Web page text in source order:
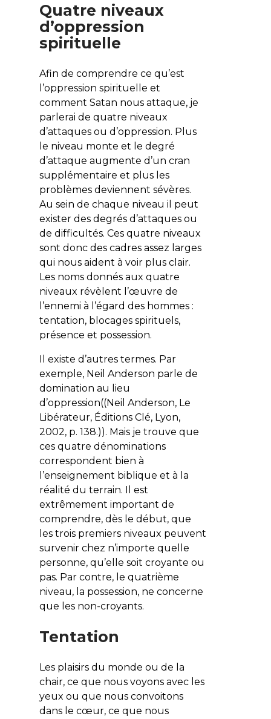
Quatre niveaux
d’oppression
spirituelle
Afin de comprendre ce qu’est
l’oppression spirituelle et
comment Satan nous attaque, je
parlerai de quatre niveaux
d’attaques ou d’oppression. Plus
le niveau monte et le degré
d’attaque augmente d’un cran
supplémentaire et plus les
problèmes deviennent sévères.
Au sein de chaque niveau il peut
exister des degrés d’attaques ou
de difficultés. Ces quatre niveaux
sont donc des cadres assez larges
qui nous aident à voir plus clair.
Les noms donnés aux quatre
niveaux révèlent l’œuvre de
l’ennemi à l’égard des hommes :
tentation, blocages spirituels,
présence et possession.
Il existe d’autres termes. Par
exemple, Neil Anderson parle de
domination au lieu
d’oppression((Neil Anderson, Le
Libérateur, Éditions Clé, Lyon,
2002, p. 138.)). Mais je trouve que
ces quatre dénominations
correspondent bien à
l’enseignement biblique et à la
réalité du terrain. Il est
extrêmement important de
comprendre, dès le début, que
les trois premiers niveaux peuvent
survenir chez n’importe quelle
personne, qu’elle soit croyante ou
pas. Par contre, le quatrième
niveau, la possession, ne concerne
que les non-croyants.
Tentation
Les plaisirs du monde ou de la
chair, ce que nous voyons avec les
yeux ou que nous convoitons
dans le cœur, ce que nous